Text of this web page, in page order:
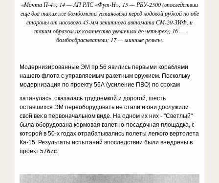
«Мачта П-4»; 14 — АП РЛС «Фут-Н»; 15 — РБУ-2500 (впоследствии
еще два таких же бомбомета установили перед ходовой рубкой по обе
стороны от носового 45-мм зенитного автомата СМ-20-ЗИФ, и
таким образом их количество увеличили до четырех); 16 —
бомбосбрасыватели; 17 — минные рельсы.
Модернизированные ЭМ пр 56 явились первыми кораблями
нашего флота с управляемым ракетным оружием. Поскольку
модернизация по проекту 56А (усиление ПВО) по срокам
затянулась, оказалась трудоемкой и дорогой, шесть
оставшихся ЭМ переоборудовать не стали и они дослужили
свой век в первоначальном виде. На одном их них - "Светлый"
была оборудована кормовая взлетно-посадочная площадка, с
которой в 50-х годах отрабатывались полеты легкого вертолета
Ка-15. Результаты испытаний впоследствии были внедрены в
проект 57бис.